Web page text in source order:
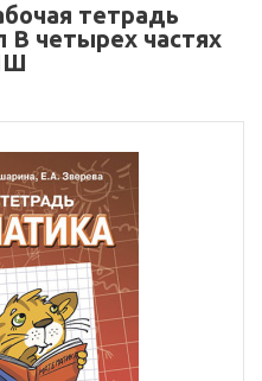
тетрадь
В четырех частях